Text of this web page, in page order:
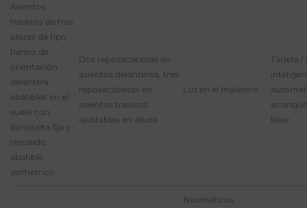
Asientos
traseros de tres
plazas de tipo
banco de
orientación
delantera
abatibles en el
suelo con
banqueta fija y
respaldo
abatible
asimétrico
Dos reposacabezas en
asientos delanteros, tres
reposacabezas en
asientos traseros
ajustables en altura
Luz en el maletero
Tarjeta /
llave
Neumáticos